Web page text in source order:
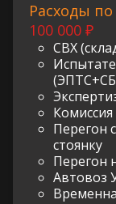
Расходы по
100 000 ₽
СВХ
Перегон
стоянку
Перегон
Автовоз